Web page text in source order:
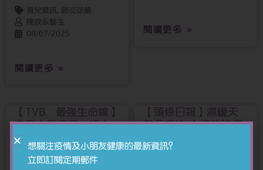
育兒資訊, 肺炎球菌
陳欣永醫生
08/07/2025
閱讀更多 »
閱讀更多 »
【TVB．最強生命線】
身高主靠遺傳 矮小
症要打激素 | 兒科專科
醫生徐梓筠醫生 | 13-
05-2025
【頭條日報】濕暖天
氣易感染 人類偏肺病
永醫生 | 2025-05-08
想關注疫情及小朋友健康的最新資訊？
立即訂閱定期郵件